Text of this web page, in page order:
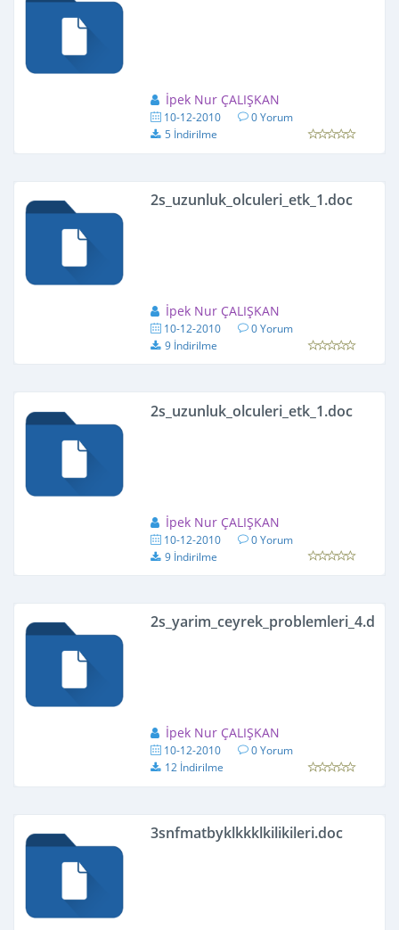
İpek Nur ÇALIŞKAN
10-12-2010
0 Yorum
5 İndirilme
2s_uzunluk_olculeri_etk_1.doc
İpek Nur ÇALIŞKAN
10-12-2010
0 Yorum
9 İndirilme
2s_uzunluk_olculeri_etk_1.doc
İpek Nur ÇALIŞKAN
10-12-2010
0 Yorum
9 İndirilme
2s_yarim_ceyrek_problemleri_4.doc
İpek Nur ÇALIŞKAN
10-12-2010
0 Yorum
12 İndirilme
3snfmatbyklkkklkilikileri.doc